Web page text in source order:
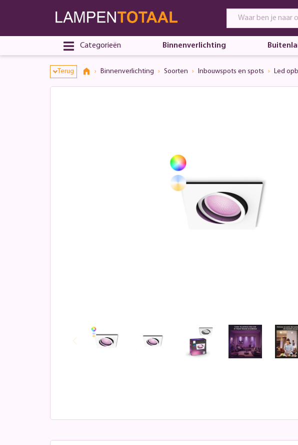
Categorieën Binnenverlichting
Terug Binnenverlichting Soorten Inbouwspots en spots Led